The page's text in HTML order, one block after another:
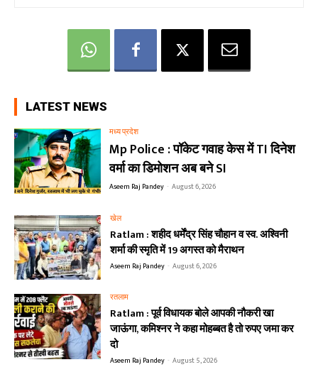
LATEST NEWS
मध्य प्रदेश
Mp Police : पॉकेट गवाह केस में TI दिनेश
वर्मा का डिमोशन अब बने SI
Aseem Raj Pandey - August 6, 2026
खेल
Ratlam : शहीद धर्मेंद्र सिंह चौहान व स्व. अश्विनी
शर्मा की स्मृति में 19 अगस्त को मैराथन
Aseem Raj Pandey - August 6, 2026
रतलाम
Ratlam : पूर्व विधायक बोले आपकी नौकरी खा
जाऊंगा, कमिश्नर ने कहा मोहब्बत है तो रुपए जमा कर
दो
Aseem Raj Pandey - August 5, 2026